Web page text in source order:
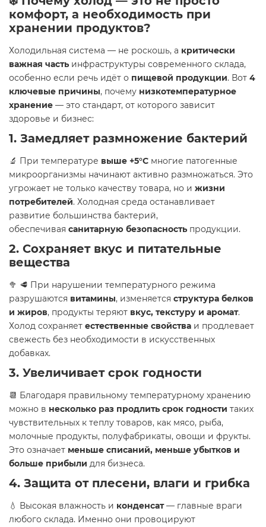
комфорт, а необходимость при
хранении продуктов?
Холодильная система — не роскошь, а критически
важная часть инфраструктуры современного склада,
особенно если речь идёт о пищевой продукции. Вот 4
ключевые причины, почему низкотемпературное
хранение — это стандарт, от которого зависит
здоровье и бизнес:
1. Замедляет размножение бактерий
🔬 При температуре выше +5°C многие патогенные
микроорганизмы начинают активно размножаться. Это
угрожает не только качеству товара, но и жизни
потребителей. Холодная среда останавливает
развитие большинства бактерий,
обеспечивая санитарную безопасность продукции.
2. Сохраняет вкус и питательные
вещества
🥦 🥩 При нарушении температурного режима
разрушаются витамины, изменяется структура белков
и жиров, продукты теряют вкус, текстуру и аромат.
Холод сохраняет естественные свойства и продлевает
свежесть без необходимости в искусственных
добавках.
3. Увеличивает срок годности
📆 Благодаря правильному температурному хранению
можно в несколько раз продлить срок годности таких
чувствительных к теплу товаров, как мясо, рыба,
молочные продукты, полуфабрикаты, овощи и фрукты.
Это означает меньше списаний, меньше убытков и
больше прибыли для бизнеса.
4. Защита от плесени, влаги и грибка
💧 Высокая влажность и конденсат— главные враги
любого склада. Именно они провоцируют